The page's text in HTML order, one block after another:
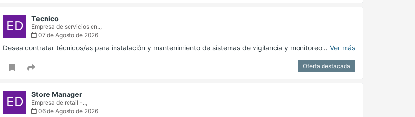
ED Tecnico
Empresa de servicios en..,
07 de Agosto de 2026
Desea contratar técnicos/as para instalación y mantenimiento de sistemas de vigilancia y monitoreo… Ver más
Oferta destacada
ED Store Manager
Empresa de retail -..,
06 de Agosto de 2026